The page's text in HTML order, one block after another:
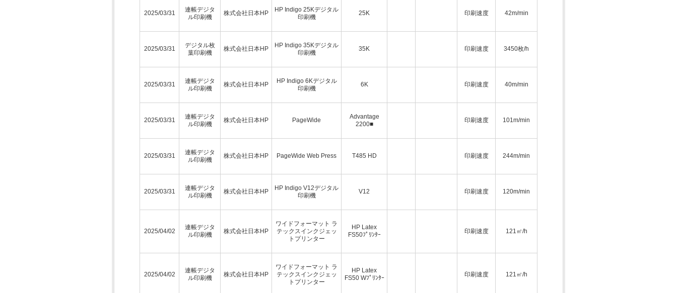
2025/03/31
連帳デジタ
ル印刷機
株式会社日本HP
HP Indigo 25Kデジタル
印刷機
25K 印刷速度 42m/min
2025/03/31
デジタル枚
葉印刷機
株式会社日本HP
HP Indigo 35Kデジタル
印刷機
35K 印刷速度 3450枚/h
2025/03/31
連帳デジタ
ル印刷機
株式会社日本HP
HP Indigo 6Kデジタル
印刷機
6K 印刷速度 40m/min
2025/03/31
連帳デジタ
ル印刷機
株式会社日本HP PageWide
Advantage
2200■
印刷速度 101m/min
2025/03/31
連帳デジタ
ル印刷機
株式会社日本HP PageWide Web Press T485 HD 印刷速度 244m/min
2025/03/31
連帳デジタ
ル印刷機
株式会社日本HP
HP Indigo V12デジタル
印刷機
V12 印刷速度 120m/min
2025/04/02
連帳デジタ
ル印刷機
株式会社日本HP
ワイドフォーマット ラ
テックスインクジェッ
トプリンター
HP Latex
FS50ﾌﾟﾘﾝﾀｰ
印刷速度 121㎡/h
2025/04/02
連帳デジタ
ル印刷機
株式会社日本HP
ワイドフォーマット ラ
テックスインクジェッ
トプリンター
HP Latex
FS50 Wﾌﾟﾘﾝﾀｰ
印刷速度 121㎡/h